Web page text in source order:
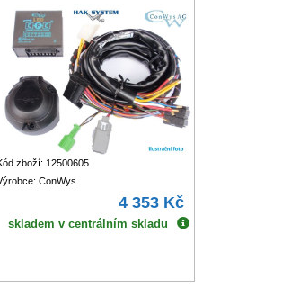
zboží: 12500605
ConWys
4 353 Kč
skladem v centrálním skladu